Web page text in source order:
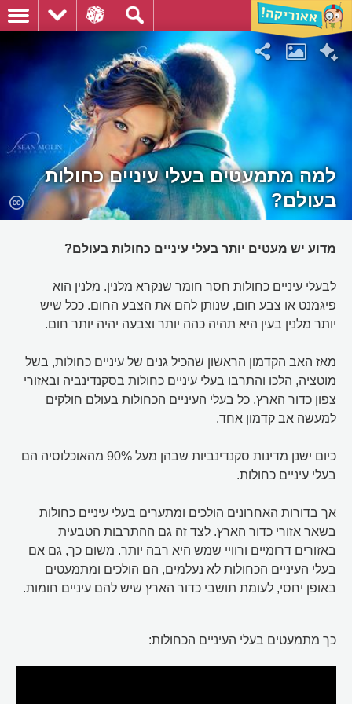
למה מתמעטים בעלי עיניים כחולות
בעולם?
מדוע יש מעטים יותר בעלי עיניים כחולות בעולם?
לבעלי עיניים כחולות חסר חומר שנקרא מלנין. מלנין הוא
פיגמנט או צבע חום, שנותן להם את הצבע החום. ככל שיש
יותר מלנין בעין היא תהיה כהה יותר וצבעה יהיה יותר חום.
מאז האב הקדמון הראשון שהכיל גנים של עיניים כחולות, בשל
מוטציה, הלכו והתרבו בעלי עיניים כחולות בסקנדינביה ובאזורי
צפון כדור הארץ. כל בעלי העיניים הכחולות בעולם חולקים
למעשה אב קדמון אחד.
כיום ישנן מדינות סקנדינביות שבהן מעל 90% מהאוכלוסיה הם
בעלי עיניים כחולות.
אך בדורות האחרונים הולכים ומתערים בעלי עיניים כחולות
בשאר אזורי כדור הארץ. לצד זה גם ההתרבות הטבעית
באזורים דרומיים ורוויי שמש היא רבה יותר. משום כך, גם אם
בעלי העיניים הכחולות לא נעלמים, הם הולכים ומתמעטים
באופן יחסי, לעומת תושבי כדור הארץ שיש להם עיניים חומות.
כך מתמעטים בעלי העיניים הכחולות: